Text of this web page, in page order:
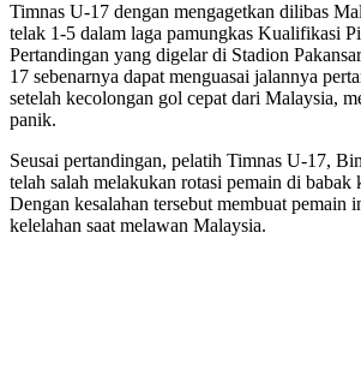
Timnas U-17 dengan mengagetkan dilibas
telak 1-5 dalam laga pamungkas Kualifikasi
Pertandingan yang digelar di Stadion
17 sebenarnya dapat menguasai jalannya
setelah kecolongan gol cepat dari Malaysia,
panik.
Seusai pertandingan, pelatih Timnas U-17,
telah salah melakukan rotasi pemain di
Dengan kesalahan tersebut membuat pemain
kelelahan saat melawan Malaysia.